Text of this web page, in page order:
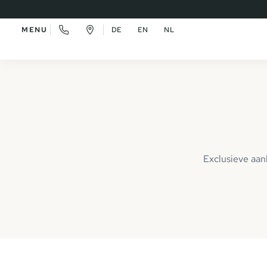
MENU DE EN NL
Exclusieve